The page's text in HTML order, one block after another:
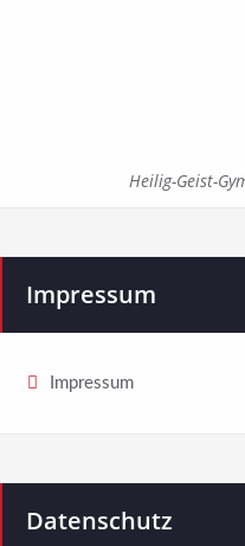
Heilig-Geist-
Impressum
Impressum
Datenschutz